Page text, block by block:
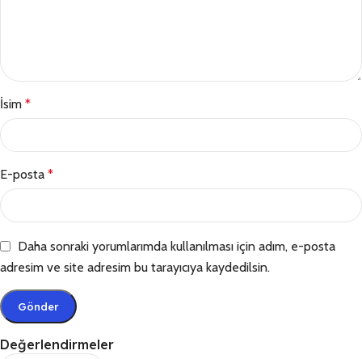
Değerlendirmeler
İsim *
E-posta *
Daha sonraki yorumlarımda kullanılması için adım, e-posta
adresim ve site adresim bu tarayıcıya kaydedilsin.